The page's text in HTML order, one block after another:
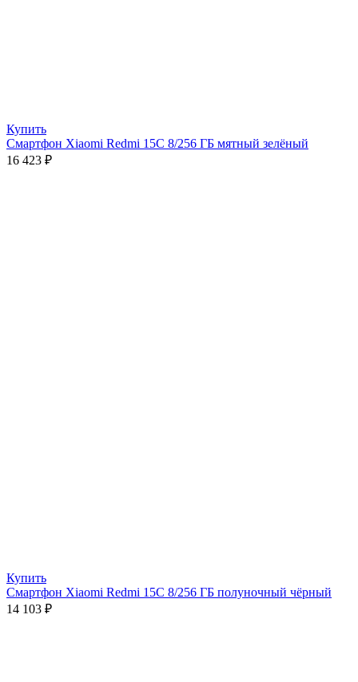
Купить
Смартфон Xiaomi Redmi 15C 8/256 ГБ мятный зелёный
16 423 ₽
Купить
Смартфон Xiaomi Redmi 15C 8/256 ГБ полуночный чёрный
14 103 ₽